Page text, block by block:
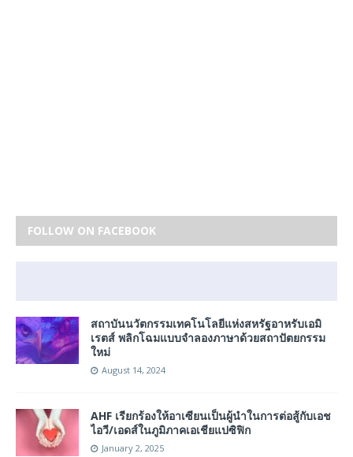
FOLLOW ON FACEBOOK
สถาบันนวัตกรรมเทคโนโลยีแห่งสหรัฐอาหรับเอมิ
เรตส์ พลิกโฉมแบบจำลองภาษาด้วยสถาปัตยกรรม
ใหม่
August 14, 2024
AHF เรียกร้องให้อาเซียนเป็นผู้นำในการต่อสู้กับเอช
ไอวี/เอดส์ในภูมิภาคเอเชียแปซิฟิก
January 2, 2025